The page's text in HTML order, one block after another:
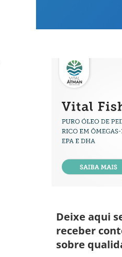
Deixe aqui
receber
sobre